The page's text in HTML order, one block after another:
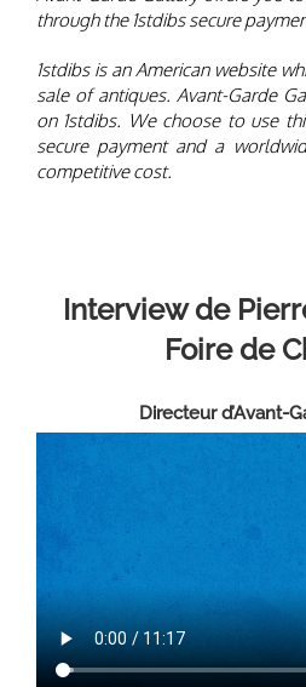
Avant-Garde Gallery offers you
1stdibs is an American website
sale of antiques. Avant-Garde
on 1stdibs. We choose to use
secure payment and a
Interview de
Directeur d’Avant-